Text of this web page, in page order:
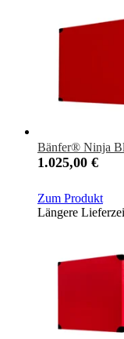
Bänfer® Ninja
1.025,00 €
Zum Produkt
Längere